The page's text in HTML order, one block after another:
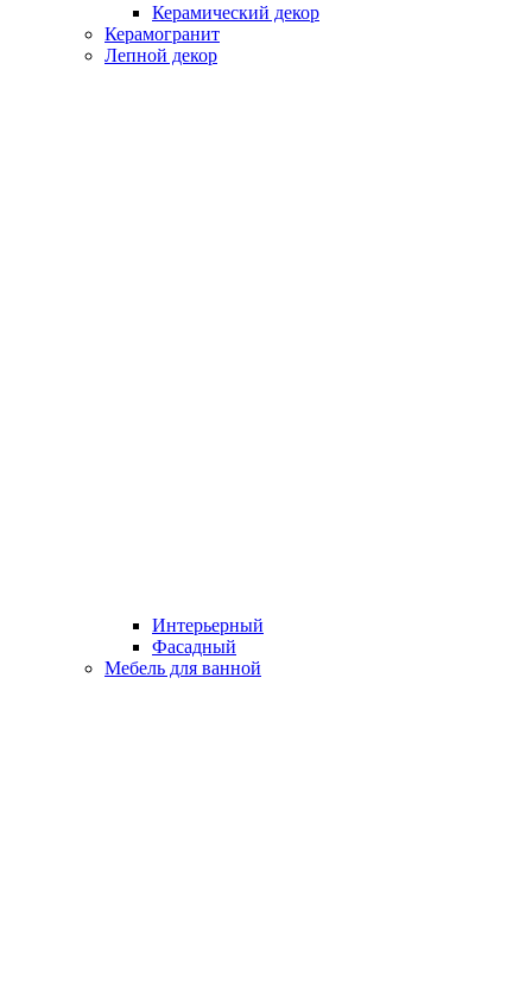
Керамический декор
Керамогранит
Лепной декор
Интерьерный
Фасадный
Мебель для ванной